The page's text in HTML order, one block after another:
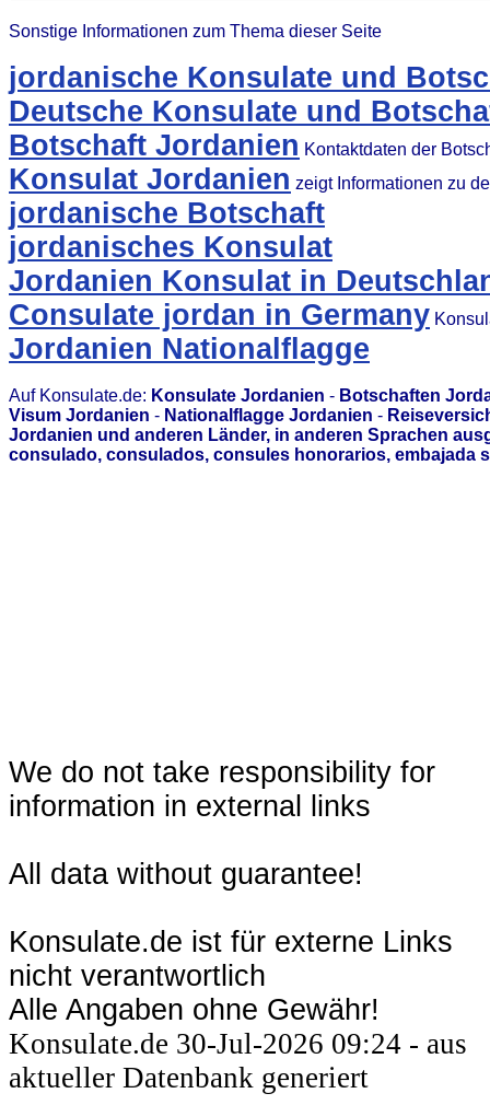
Sonstige Informationen zum Thema dieser Seite
jordanische Konsulate und
Deutsche Konsulate und
Botschaft Jordanien Kontaktdaten der
Konsulat Jordanien zeigt Informationen zu
jordanische Botschaft
jordanisches Konsulat
Jordanien Konsulat in
Consulate jordan in Germany
Jordanien Nationalflagge
Auf Konsulate.de: Konsulate Jordanien - Botschaften
Visum Jordanien - Nationalflagge Jordanien -
Jordanien und anderen Länder, in anderen Sprachen
consulado, consulados, consules honorarios, embajada
We do not take responsibility for
information in external links
All data without guarantee!
Konsulate.de ist für externe Links
nicht verantwortlich
Alle Angaben ohne Gewähr!
Konsulate.de 30-Jul-2026 09:24 - aus
aktueller Datenbank generiert